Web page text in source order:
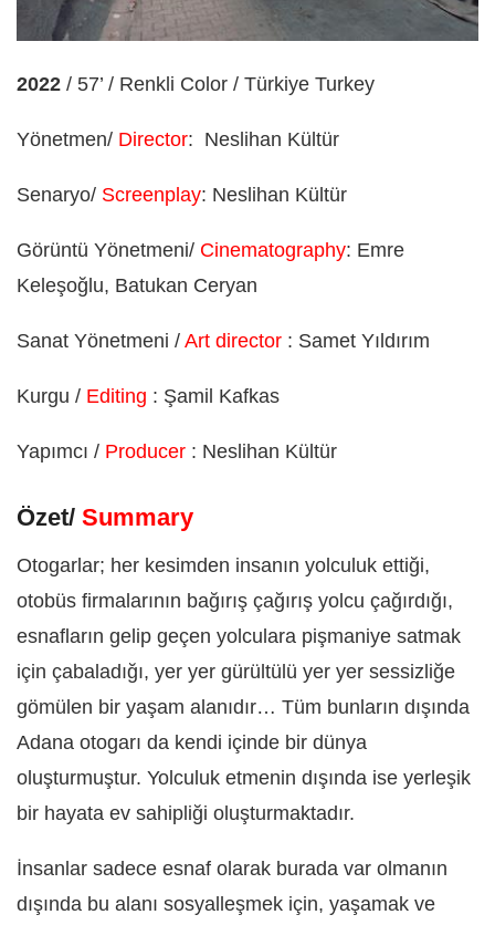
2022 / 57’ / Renkli Color / Türkiye Turkey
Yönetmen/ Director: Neslihan Kültür
Senaryo/ Screenplay: Neslihan Kültür
Görüntü Yönetmeni/ Cinematography: Emre
Keleşoğlu, Batukan Ceryan
Sanat Yönetmeni / Art director : Samet Yıldırım
Kurgu / Editing : Şamil Kafkas
Yapımcı / Producer : Neslihan Kültür
Özet/ Summary
Otogarlar; her kesimden insanın yolculuk ettiği,
otobüs firmalarının bağırış çağırış yolcu çağırdığı,
esnafların gelip geçen yolculara pişmaniye satmak
için çabaladığı, yer yer gürültülü yer yer sessizliğe
gömülen bir yaşam alanıdır… Tüm bunların dışında
Adana otogarı da kendi içinde bir dünya
oluşturmuştur. Yolculuk etmenin dışında ise yerleşik
bir hayata ev sahipliği oluşturmaktadır.
İnsanlar sadece esnaf olarak burada var olmanın
dışında bu alanı sosyalleşmek için, yaşamak ve